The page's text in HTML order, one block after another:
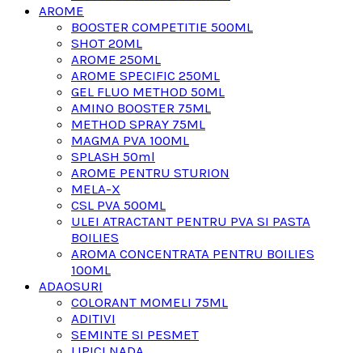
AROME
BOOSTER COMPETITIE 500ML
SHOT 20ML
AROME 250ML
AROME SPECIFIC 250ML
GEL FLUO METHOD 50ML
AMINO BOOSTER 75ML
METHOD SPRAY 75ML
MAGMA PVA 100ML
SPLASH 50ml
AROME PENTRU STURION
MELA-X
CSL PVA 500ML
ULEI ATRACTANT PENTRU PVA SI PASTA
BOILIES
AROMA CONCENTRATA PENTRU BOILIES
100ML
ADAOSURI
COLORANT MOMELI 75ML
ADITIVI
SEMINTE SI PESMET